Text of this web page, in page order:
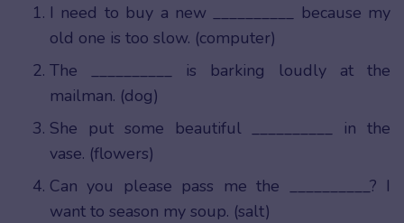
I need to buy a new __________ because my
old one is too slow. (computer)
The __________ is barking loudly at the
mailman. (dog)
She put some beautiful __________ in the
vase. (flowers)
Can you please pass me the __________? I
want to season my soup. (salt)